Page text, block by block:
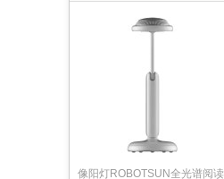
像阳灯ROBOTSUN全光谱阅读